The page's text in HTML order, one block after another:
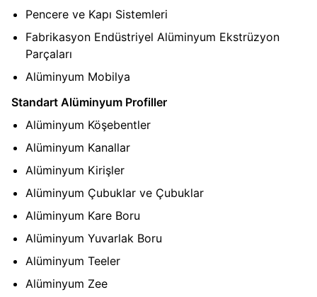
Pencere ve Kapı Sistemleri
Fabrikasyon Endüstriyel Alüminyum Ekstrüzyon
Parçaları
Alüminyum Mobilya
Standart Alüminyum Profiller
Alüminyum Köşebentler
Alüminyum Kanallar
Alüminyum Kirişler
Alüminyum Çubuklar ve Çubuklar
Alüminyum Kare Boru
Alüminyum Yuvarlak Boru
Alüminyum Teeler
Alüminyum Zee